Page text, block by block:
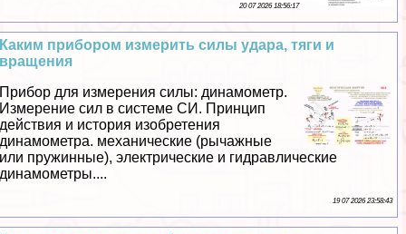
20 07 2026 18:56:17
Каким прибором измерить силы удара, тяги и
вращения
Прибор для измерения силы: динамометр.
Измерение сил в системе СИ. Принцип
действия и история изобретения
динамометра. механические (рычажные
или пружинные), электрические и гидравлические
динамометры....
19 07 2026 23:58:43